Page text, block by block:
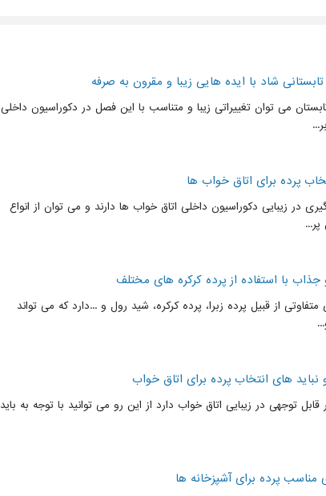
شاد با ایده هایی زیبا و مقرون به صرفه
می توان تغییراتی زیبا و متناسب با این فصل در دکوراسیون داخلی
پرده برای اتاق خواب ها
در زیبایی دکوراسیون داخلی اتاق خواب ها دارند و می توان از انواع
جذاب با استفاده از پرده کرکره های مختلف
از قبیل پرده زبرا، پرده کرکره، شید رول و ...دارد که می تواند
نباید های انتخاب پرده برای اتاق خواب
قابل توجهی در زیبایی اتاق خواب دارد از این رو می توانید با توجه به باید
مناسب پرده برای آشپزخانه ها